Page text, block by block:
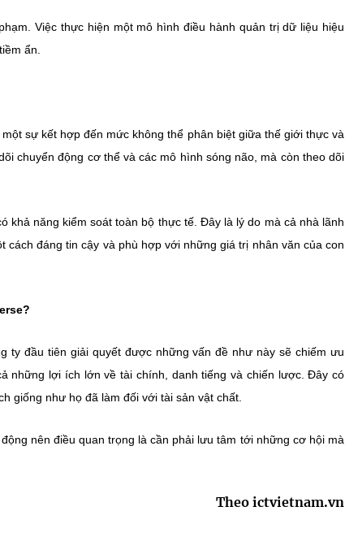
Việc thực hiện một mô hình điều hành quản trị dữ liệu hiệu
ẩn.
sự kết hợp đến mức không thể phân biệt giữa thế giới thực và
chuyển động cơ thể và các mô hình sóng não, mà còn theo dõi
khả năng kiểm soát toàn bộ thực tế. Đây là lý do mà cả nhà lãnh
đáng tin cậy và phù hợp với những giá trị nhân văn của con
ty đầu tiên giải quyết được những vấn đề như này sẽ chiếm ưu
những lợi ích lớn về tài chính, danh tiếng và chiến lược. Đây có
giống như họ đã làm đối với tài sản vật chất.
nên điều quan trọng là cần phải lưu tâm tới những cơ hội mà
Theo ictvietnam.vn